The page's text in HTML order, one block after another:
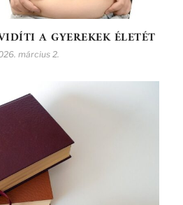
A GYEREKEK ÉLETÉT
március 2.